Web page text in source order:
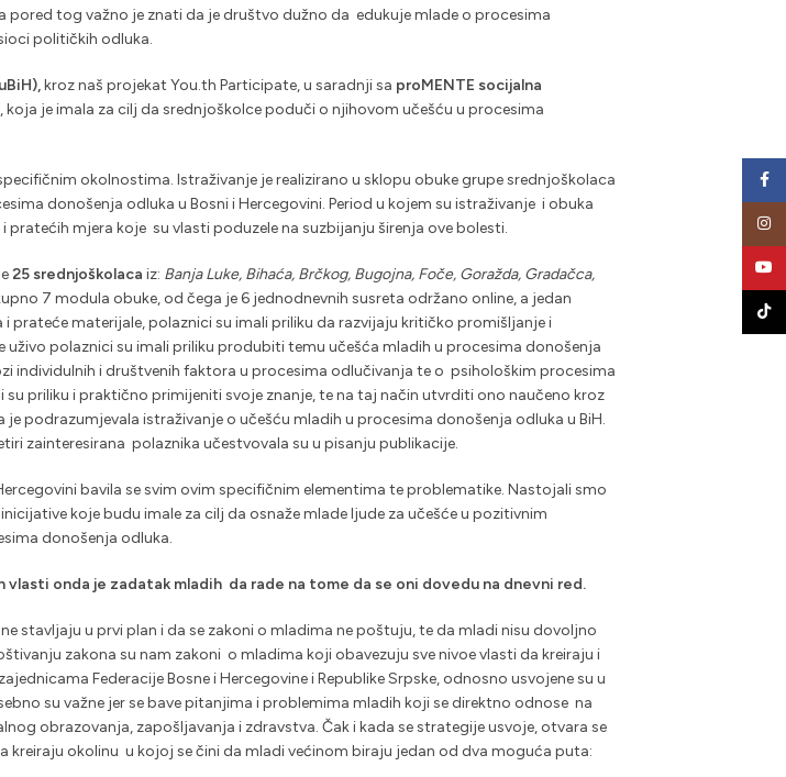
tog važno je znati da je društvo dužno da edukuje mlade o procesima
političkih odluka.
kroz naš projekat You.th Participate, u saradnji sa proMENTE socijalna
je imala za cilj da srednjoškolce poduči o njihovom učešću u procesima
okolnostima. Istraživanje je realizirano u sklopu obuke grupe srednjoškolaca
donošenja odluka u Bosni i Hercegovini. Period u kojem su istraživanje i obuka
pratećih mjera koje su vlasti poduzele na suzbijanju širenja ove bolesti.
25 srednjoškolaca iz: Banja Luke, Bihaća, Brčkog, Bugojna, Foče, Goražda, Gradačca,
7 modula obuke, od čega je 6 jednodnevnih susreta održano online, a jedan
prateće materijale, polaznici su imali priliku da razvijaju kritičko promišljanje i
polaznici su imali priliku produbiti temu učešća mladih u procesima donošenja
individulnih i društvenih faktora u procesima odlučivanja te o psihološkim procesima
priliku i praktično primijeniti svoje znanje, te na taj način utvrditi ono naučeno kroz
podrazumjevala istraživanje o učešću mladih u procesima donošenja odluka u BiH.
zainteresirana polaznika učestvovala su u pisanju publikacije.
bavila se svim ovim specifičnim elementima te problematike. Nastojali smo
koje budu imale za cilj da osnaže mlade ljude za učešće u pozitivnim
donošenja odluka.
onda je zadatak mladih da rade na tome da se oni dovedu na dnevni red.
stavljaju u prvi plan i da se zakoni o mladima ne poštuju, te da mladi nisu dovoljno
zakona su nam zakoni o mladima koji obavezuju sve nivoe vlasti da kreiraju i
Federacije Bosne i Hercegovine i Republike Srpske, odnosno usvojene su u
su važne jer se bave pitanjima i problemima mladih koji se direktno odnose na
obrazovanja, zapošljavanja i zdravstva. Čak i kada se strategije usvoje, otvara se
okolinu u kojoj se čini da mladi većinom biraju jedan od dva moguća puta: